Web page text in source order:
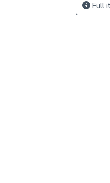
Full